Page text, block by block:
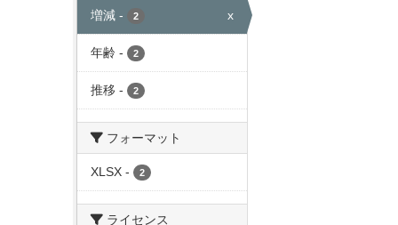
増減 - 2 x
年齢 - 2
推移 - 2
フォーマット
XLSX - 2
ライセンス